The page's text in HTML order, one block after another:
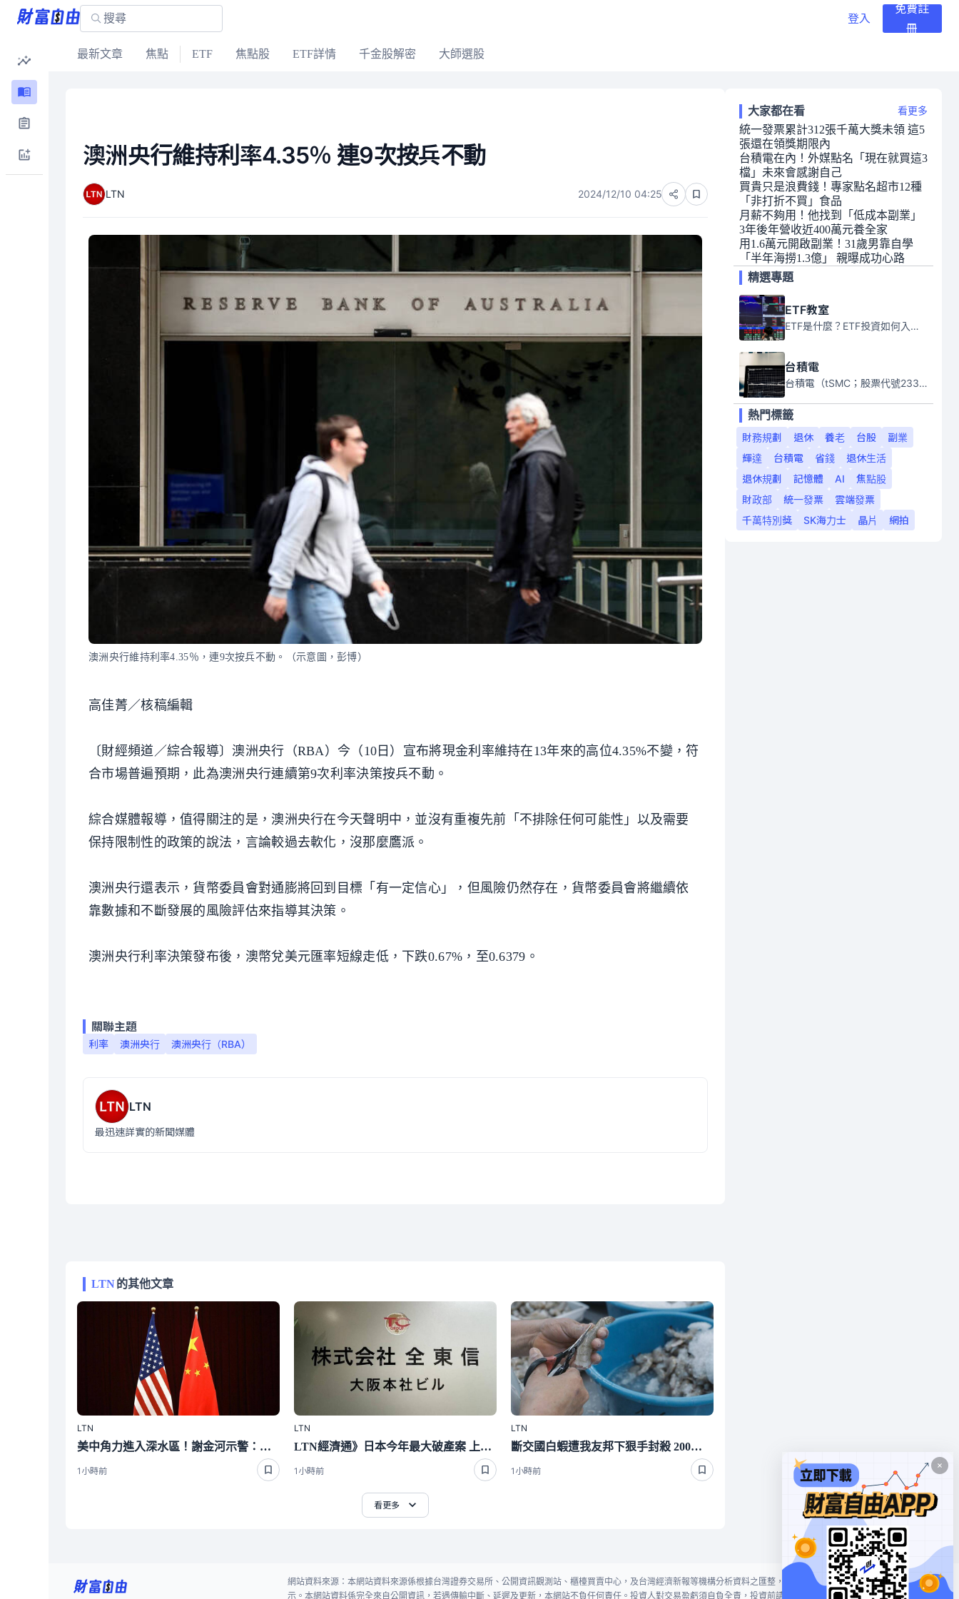
登入
免費註
冊
最新文章 焦點 ETF 焦點股 ETF詳情 千金股解密 大師選股
澳洲央行維持利率4.35％ 連9次按兵不動
LTN 2024/12/10 04:25
澳洲央行維持利率4.35％，連9次按兵不動。（示意圖，彭博）
高佳菁／核稿編輯
〔財經頻道／綜合報導〕澳洲央行（RBA）今（10日）宣布將現金利率維持在13年來的高位4.35%不變，符
合市場普遍預期，此為澳洲央行連續第9次利率決策按兵不動。
綜合媒體報導，值得關注的是，澳洲央行在今天聲明中，並沒有重複先前「不排除任何可能性」以及需要
保持限制性的政策的說法，言論較過去軟化，沒那麼鷹派。
澳洲央行還表示，貨幣委員會對通膨將回到目標「有一定信心」，但風險仍然存在，貨幣委員會將繼續依
靠數據和不斷發展的風險評估來指導其決策。
澳洲央行利率決策發布後，澳幣兌美元匯率短線走低，下跌0.67%，至0.6379。
關聯主題
利率 澳洲央行 澳洲央行（RBA）
LTN
最迅速詳實的新聞媒體
LTN的其他文章
LTN
美中角力進入深水區！謝金河示警：台商處境危險且困難
1小時前
LTN
LTN經濟通》日本今年最大破產案 上萬商家應收款歸零
1小時前
LTN
斷交國白蝦遭我友邦下狠手封殺 200萬磅出口量全歸零嚇崩了
1小時前
看更多
大家都在看 看更多
統一發票累計312張千萬大獎未領 這5
張還在領獎期限內
台積電在內！外媒點名「現在就買這3
檔」未來會感謝自己
買貴只是浪費錢！專家點名超市12種
「非打折不買」食品
月薪不夠用！他找到「低成本副業」
3年後年營收近400萬元養全家
用1.6萬元開啟副業！31歲男靠自學
「半年海撈1.3億」 親曝成功心路
精選專題
ETF教室
ETF是什麼？ETF投資如何入門？本系列專題文章將會告訴你新手必須知道的ETF基礎知識。
台積電
台積電（tSMC；股票代號2330）是全球領先的半導體代工公司，成立於1987年，總部位於台灣新竹。且已於美國、日本、德國及中國設廠，台積電是全球首家專業積體電路製造服務公司，也是全球最先進和最大規模的半導體代工廠。
熱門標籤
財務規劃
退休 養老 台股
副業
輝達
台積電 省錢
退休生活
退休規劃
記憶體 AI
焦點股
財政部
統一發票
雲端發票
千萬特別獎
SK海力士 晶片 網拍
網站資料來源：本網站資料來源係根據台灣證券交易所、公開資訊觀測站、櫃檯買賣中心，及台灣經濟新報等機構分析資料之匯整，本網站對投資人買賣不作任何建議或暗
示。本網站資料係完全來自公開資訊，若遇傳輸中斷、延遲及更新，本網站不負任何責任。投資人對交易盈虧須自負全責，投資前請謹慎評估風險。